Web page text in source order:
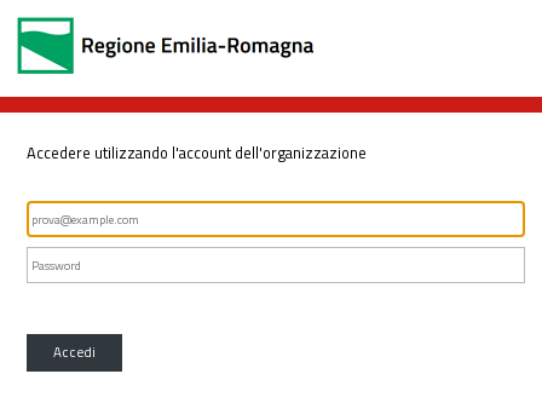
Accedere utilizzando l'account dell'organizzazione
Accedi